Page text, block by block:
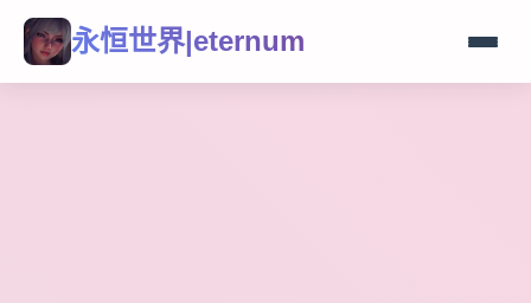
永恒世界|eternum